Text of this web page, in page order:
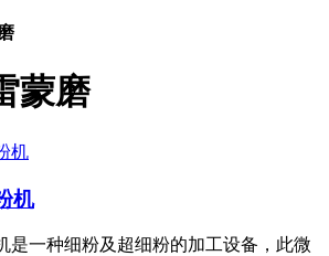
蒙磨
机
是一种细粉及超细粉的加工设备，此微